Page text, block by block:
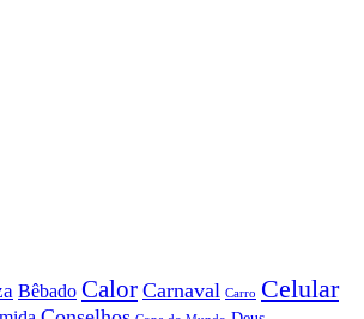
Bêbado Calor Carnaval Carro Celular